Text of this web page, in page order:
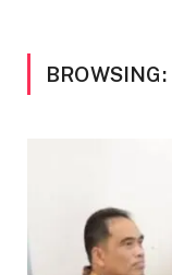
BROWSING: